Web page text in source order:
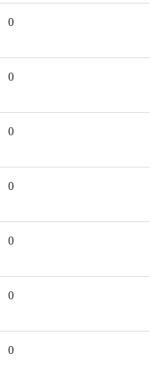
0
0
0
0
0
0
0